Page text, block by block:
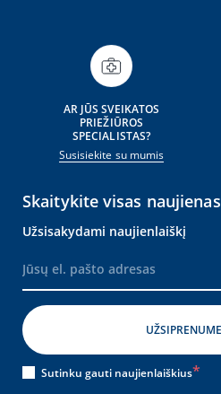
AR JŪS SVEIKATOS
PRIEŽIŪROS
SPECIALISTAS?
Susisiekite su mumis
Skaitykite visas naujienas
Užsisakydami naujienlaiškį
Sutinku gauti naujienlaiškius